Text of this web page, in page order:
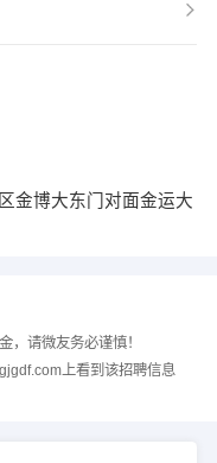
金博大东门对面金运大
，请微友务必谨慎！
上看到该招聘信息